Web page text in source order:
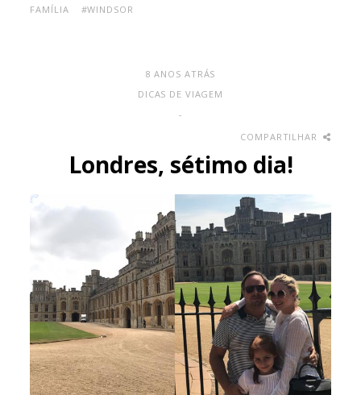
FAMÍLIA #WINDSOR
8 ANOS ATRÁS
DICAS DE VIAGEM
-
COMPARTILHAR
Londres, sétimo dia!